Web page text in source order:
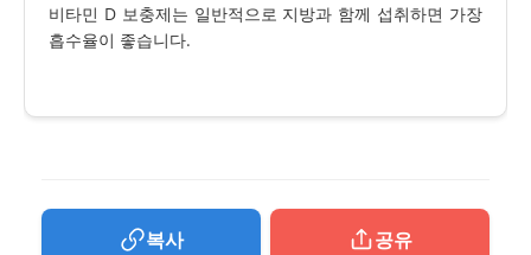
비타민 D 보충제는 일반적으로 지방과 함께 섭취하면 가장
흡수율이 좋습니다.
복사 공유